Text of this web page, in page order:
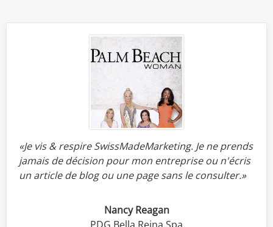
«Je vis & respire SwissMadeMarketing. Je ne prends
jamais de décision pour mon entreprise ou n'écris
un article de blog ou une page sans le consulter.»
Nancy Reagan
PDG Bella Reina Spa